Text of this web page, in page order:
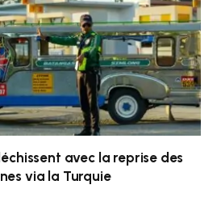
avec la reprise des
via la Turquie